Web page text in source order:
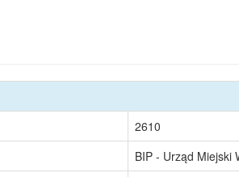
2610
BIP - Urząd Miejski